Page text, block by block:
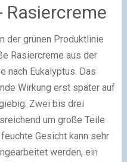
Rasiercreme
der grünen Produktlinie
Rasiercreme aus der
nach Eukalyptus. Das
Wirkung erst später auf
Zwei bis drei
um große Teile
Gesicht kann sehr
werden, ein